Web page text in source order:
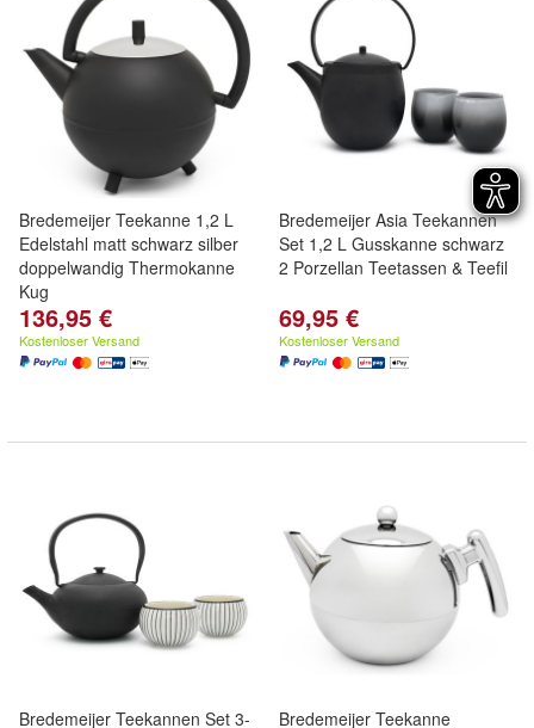
Bredemeijer Teekanne 1,2 L
Edelstahl matt schwarz silber
doppelwandig Thermokanne
Kug
136,95 €
Kostenloser Versand
Bredemeijer Asia Teekannen
Set 1,2 L Gusskanne schwarz
2 Porzellan Teetassen & Teefil
69,95 €
Kostenloser Versand
Bredemeijer Teekannen Set 3- Bredemeijer Teekanne